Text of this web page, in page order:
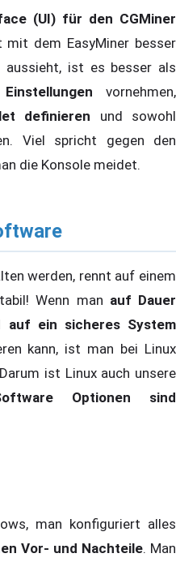
(UI) für den CGMiner
mit dem EasyMiner besser
aussieht, ist es besser als
Einstellungen vornehmen,
definieren und sowohl
Viel spricht gegen den
die Konsole meidet.
werden, rennt auf einem
Wenn man auf Dauer
auf ein sicheres System
kann, ist man bei Linux
ist Linux auch unsere
Optionen sind
man konfiguriert alles
Vor- und Nachteile. Man